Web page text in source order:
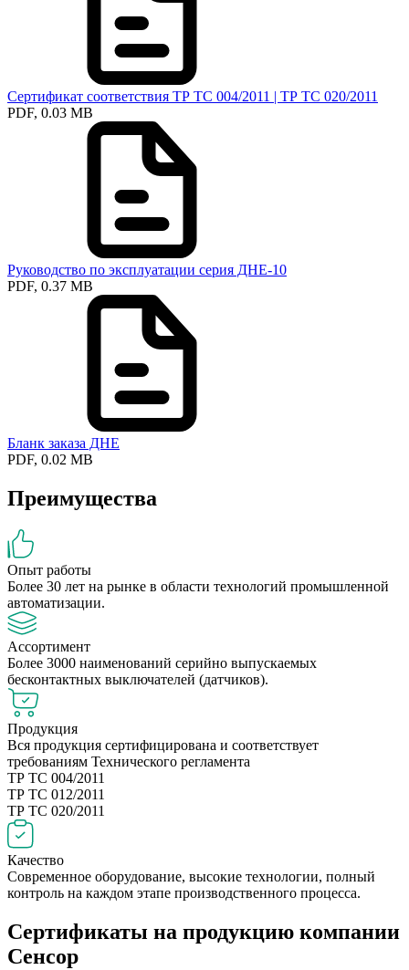
Сертификат соответствия ТР ТС 004/2011 | ТР ТС 020/2011
PDF, 0.03 MB
Руководство по эксплуатации серия ДНЕ-10
PDF, 0.37 MB
Бланк заказа ДНЕ
PDF, 0.02 MB
Преимущества
Опыт работы
Более 30 лет на рынке в области технологий промышленной
автоматизации.
Ассортимент
Более 3000 наименований серийно выпускаемых
бесконтактных выключателей (датчиков).
Продукция
Вся продукция сертифицирована и соответствует
требованиям Технического регламента
ТР ТС 004/2011
ТР ТС 012/2011
ТР ТС 020/2011
Качество
Современное оборудование, высокие технологии, полный
контроль на каждом этапе производственного процесса.
Сертификаты на продукцию компании
Сенсор